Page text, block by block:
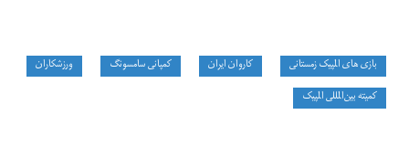
بازی های المپیک زمستانی کاروان ایران کمپانی سامسونگ
ورزشکاران
کمیته بین‌المللی المپیک